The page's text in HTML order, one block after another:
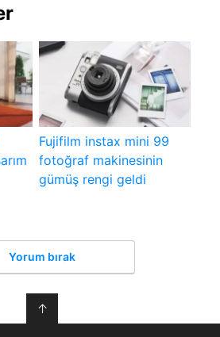
Fujifilm instax mini 99
fotoğraf makinesinin
gümüş rengi geldi
Yorum bırak
↑